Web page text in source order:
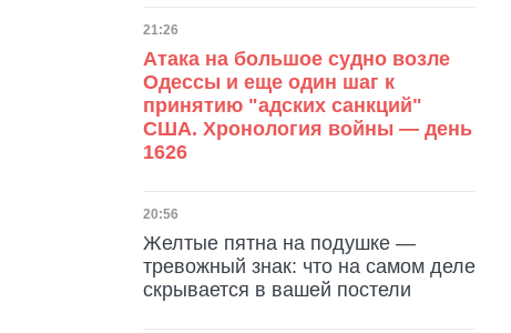
Дата публикации
21:26
Атака на большое судно возле
Одессы и еще один шаг к
принятию "адских санкций"
США. Хронология войны — день
1626
Дата публикации
20:56
Желтые пятна на подушке —
тревожный знак: что на самом деле
скрывается в вашей постели